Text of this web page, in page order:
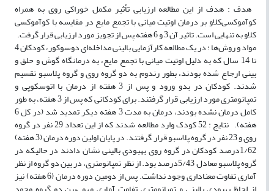
هدف : هدف از این مطالعه ارزیابی تأثیر مکمل خوراکی روی به همراه
کوآموکسی‌کلاو بر درمان اوتیت میانی با تجمع مایع در مقایسه با کوآموکسی
کلاو به تنهایی است. تاثیر آن 3 و 6 هفته پس از تجویز مورد ارزیابی قرار گرفت.
مواد و روش‌ها : در یک مطالعه کارآزمایی بالینی مداخله‌ای دوسوکور، کودکان 4
تا 14 سال که به دلیل اوتیت میانی با تجمع مایع، به درمانگاه گوش و حلق و
بینی ارجاع شده بودند، بطور رندوم به دو گروه روی و گروه پلاسبو تقسیم
شدند. کودکان در بدو ورود و پس از 3 هفته از درمان با اتوسکوپی و
تمپانومتری مورد ارزیابی قرار گرفتند. برای کودکانی که پس از 3 هفته، به طور
کامل درمان نشده‌ بودند، درمان به مدت 3 هفته دیکر تمدید شد (در کل 6
هفته). نتایج : 52 کودک وارد مطالعه شدند که از این تعداد 29 نفر در گروه
روی و 23 نفر در گروه پلاسبو قرار گرفتند. در پایان اولین دوره درمان (3 هفته)
1/62درصد کودکان در گروه روی بهبودی بالینی نشان دادند در حالیکه در
گروه پلاسبو معادل 5/43درصد بود. از نظر تمپانومتری، در بین دو گروه از نظر
آماری تفاوت معنا‌داری وجود نداشت. پس از دومین دوره درمان (6 هفته) نیز